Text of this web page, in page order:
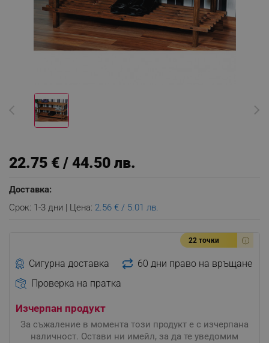
22.75 € / 44.50 лв.
Доставка:
Срок: 1-3 дни | Цена: 2.56 € / 5.01 лв.
22 точки
Сигурна доставка
60 дни право на връщане
Проверка на пратка
Изчерпан продукт
За съжаление в момента този продукт е с изчерпана
наличност. Остави ни имейл, за да те уведомим